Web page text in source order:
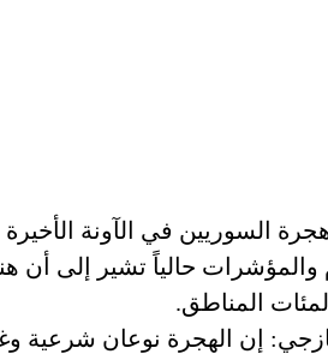
السوريين في الآونة الأخيرة
والمؤشرات حالياً تشير إلى أن
المناطق.
إن الهجرة نوعان شرعية